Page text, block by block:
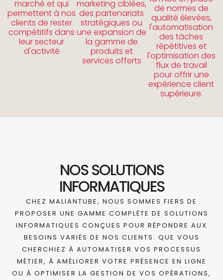
marché et qui
permettent à nos
clients de rester
compétitifs dans
leur secteur
d'activité
marketing ciblées,
des partenariats
stratégiques ou
une expansion de
la gamme de
produits et
services offerts
de normes de
qualité élevées,
l'automatisation
des tâches
répétitives et
l'optimisation des
flux de travail
pour offrir une
expérience client
supérieure.
NOS SOLUTIONS
INFORMATIQUES
CHEZ MALIANTUBE, NOUS SOMMES FIERS DE
PROPOSER UNE GAMME COMPLÈTE DE SOLUTIONS
INFORMATIQUES CONÇUES POUR RÉPONDRE AUX
BESOINS VARIÉS DE NOS CLIENTS. QUE VOUS
CHERCHIEZ À AUTOMATISER VOS PROCESSUS
MÉTIER, À AMÉLIORER VOTRE PRÉSENCE EN LIGNE
OU À OPTIMISER LA GESTION DE VOS OPÉRATIONS,